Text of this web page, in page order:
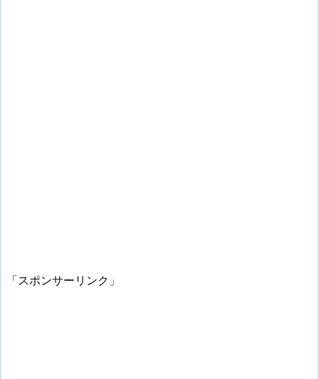
「スポンサーリンク」